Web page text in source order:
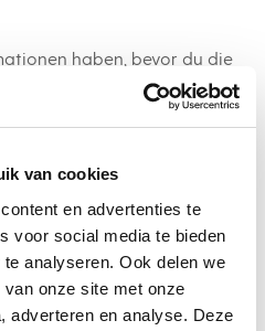
van cookies
en advertenties te
voor social media te bieden
analyseren. Ook delen we
onze site met onze
adverteren en analyse. Deze
haben, bevor du die
wissen, welche
Planst du einen
Gruppenpreise
Du kannst uns auch per
.
bieten wir auch die Hike &